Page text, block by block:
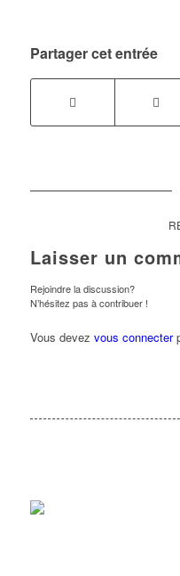
Partager cet entrée
Laisser un
Rejoindre la discussion?
N’hésitez pas à contribuer !
Vous devez vous connecter